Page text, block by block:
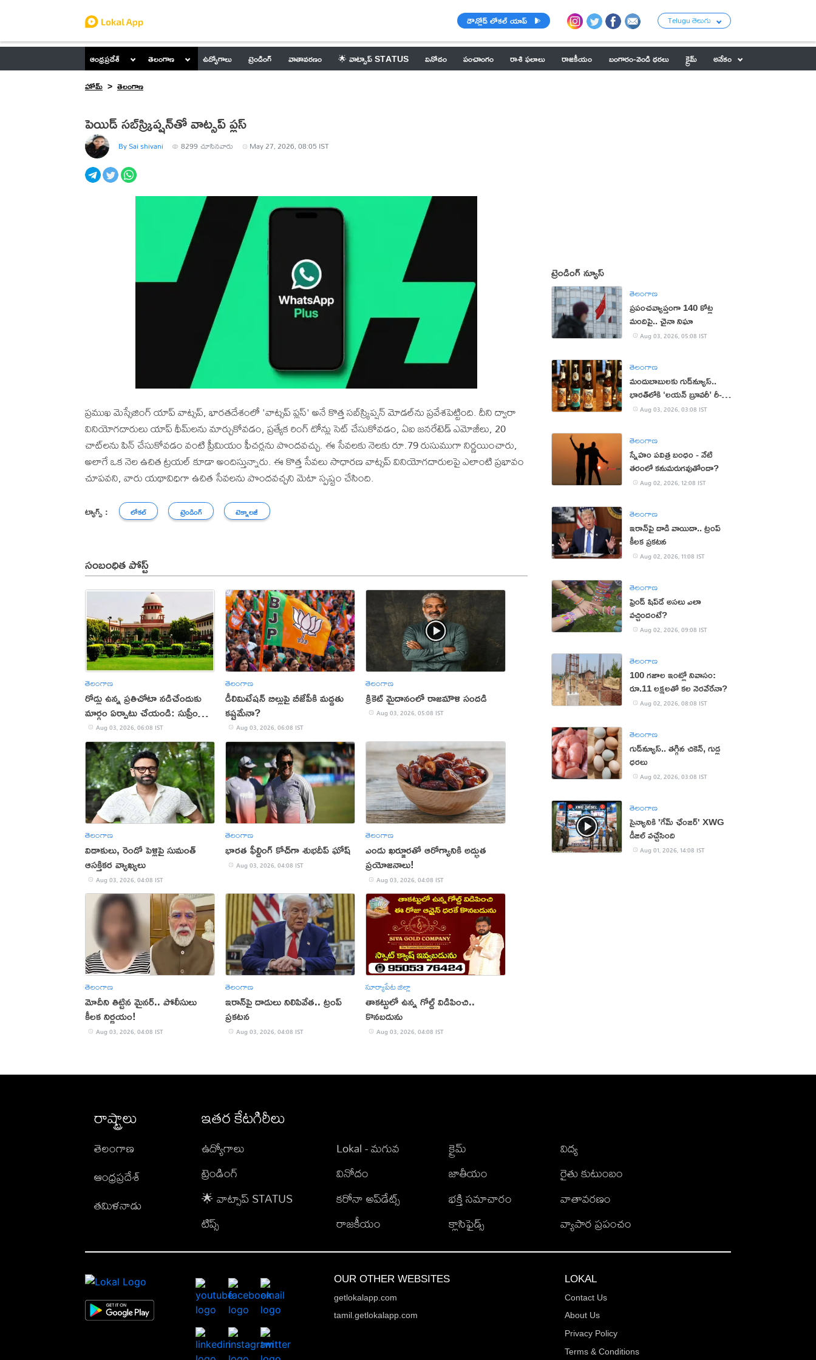
డౌన్లోడ్ లోకల్ యాప్ Telugu తెలుగు
ఆంధ్రప్రదేశ్ తెలంగాణ ఉద్యోగాలు ట్రెండింగ్ వాతావరణం 🌟 వాట్సాప్ STATUS వినోదం పంచాంగం రాశి ఫలాలు రాజకీయం బంగారం-వెండి ధరలు క్రైమ్
అనేకం
హోమ్
తెలంగాణ
పెయిడ్‌ సబ్‌స్క్రిప్షన్‌తో వాట్సప్‌ ప్లస్‌
By Sai shivani 8299 చూసినవారు May 27, 2026, 08:05 IST
ప్రముఖ మెస్సేజింగ్ యాప్ వాట్సప్, భారతదేశంలో 'వాట్సప్ ప్లస్' అనే కొత్త సబ్‌స్క్రిప్షన్ మోడల్‌ను ప్రవేశపెట్టింది. దీని ద్వారా
వినియోగదారులు యాప్ థీమ్‌లను మార్చుకోవడం, ప్రత్యేక రింగ్ టోన్లు సెట్ చేసుకోవడం, ఏఐ జనరేటెడ్ ఎమోజీలు, 20
చాట్‌లను పిన్ చేసుకోవడం వంటి ప్రీమియం ఫీచర్లను పొందవచ్చు. ఈ సేవలకు నెలకు రూ.79 రుసుముగా నిర్ణయించారు,
అలాగే ఒక నెల ఉచిత ట్రయల్ కూడా అందిస్తున్నారు. ఈ కొత్త సేవలు సాధారణ వాట్సప్ వినియోగదారులపై ఎలాంటి ప్రభావం
చూపవని, వారు యథావిధిగా ఉచిత సేవలను పొందవచ్చని మెటా స్పష్టం చేసింది.
ట్యాగ్స్ : లోకల్ ట్రెండింగ్ టెక్నాలజీ
సంబంధిత పోస్ట్
తెలంగాణ
రోడ్లు ఉన్న ప్రతిచోటా నడిచేందుకు
మార్గం ఏర్పాటు చేయండి: సుప్రీం
కోర్టుAug 03, 2026, 06:08 IST
తెలంగాణ
డీలిమిటేషన్ బిల్లుపై బీజేపీకి మద్దతు
కష్టమేనా?
Aug 03, 2026, 06:08 IST
తెలంగాణ
క్రికెట్ మైదానంలో రాజమౌళి సందడి
Aug 03, 2026, 05:08 IST
తెలంగాణ
విడాకులు, రెండో పెళ్లిపై సుమంత్
ఆసక్తికర వ్యాఖ్యలు
Aug 03, 2026, 04:08 IST
తెలంగాణ
భారత ఫీల్డింగ్ కోచ్‌గా శుభదీప్‌ ఘోష్‌
Aug 03, 2026, 04:08 IST
తెలంగాణ
ఎండు ఖర్జూరతో ఆరోగ్యానికి అద్భుత
ప్రయోజనాలు!
Aug 03, 2026, 04:08 IST
తెలంగాణ
మోదీని తిట్టిన మైనర్.. పోలీసులు
కీలక నిర్ణయం!
Aug 03, 2026, 04:08 IST
తెలంగాణ
ఇరాన్‌పై దాడులు నిలిపివేత.. ట్రంప్
ప్రకటన
Aug 03, 2026, 04:08 IST
సూర్యాపేట జిల్లా
తాకట్టులో ఉన్న గోల్డ్ విడిపించి..
కొనబడును
Aug 03, 2026, 04:08 IST
ట్రెండింగ్ న్యూస్
తెలంగాణ
ప్రపంచవ్యాప్తంగా 140 కోట్ల
మందిపై.. చైనా నిఘా
Aug 03, 2026, 05:08 IST
తెలంగాణ
మందుబాబులకు గుడ్‌న్యూస్..
భారత్‌లోకి ‘లయన్ బ్రూవరీ’ రీ-
ఎంట్రీAug 03, 2026, 03:08 IST
తెలంగాణ
స్నేహం పవిత్ర బంధం - నేటి
తరంలో కనుమరుగవుతోందా?
Aug 02, 2026, 12:08 IST
తెలంగాణ
ఇరాన్‌పై దాడి వాయిదా.. ట్రంప్
కీలక ప్రకటన
Aug 02, 2026, 11:08 IST
తెలంగాణ
ఫ్రెండ్ షిప్‌డే అసలు ఎలా
వచ్చిందంటే?
Aug 02, 2026, 09:08 IST
తెలంగాణ
100 గజాల ఇంట్లో నివాసం:
రూ.11 లక్షలతో కల నెరవేరేనా?
Aug 02, 2026, 08:08 IST
తెలంగాణ
గుడ్‌న్యూస్.. తగ్గిన చికెన్, గుడ్ల
ధరలు
Aug 02, 2026, 03:08 IST
తెలంగాణ
సైన్యానికి 'గేమ్ ఛేంజర్' XWG
డీజిల్ వచ్చేసింది
Aug 01, 2026, 14:08 IST
రాష్ట్రాలు
తెలంగాణ
ఆంధ్రప్రదేశ్
తమిళనాడు
ఇతర కేటగిరీలు
ఉద్యోగాలు
ట్రెండింగ్
🌟 వాట్సాప్ STATUS
టిప్స్
Lokal - మగువ
వినోదం
కరోనా అప్‌డేట్స్
రాజకీయం
క్రైమ్
జాతీయం
భక్తి సమాచారం
క్లాసిఫైడ్స్
విద్య
రైతు కుటుంబం
వాతావరణం
వ్యాపార ప్రపంచం
OUR OTHER WEBSITES
getlokalapp.com
tamil.getlokalapp.com
LOKAL
Contact Us
About Us
Privacy Policy
Terms & Conditions